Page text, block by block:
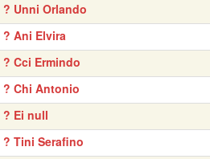
? Unni Orlando
? Ani Elvira
? Cci Ermindo
? Chi Antonio
? Ei null
? Tini Serafino